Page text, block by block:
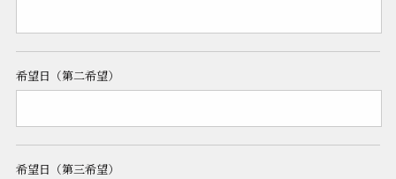
希望日（第二希望）
希望日（第三希望）